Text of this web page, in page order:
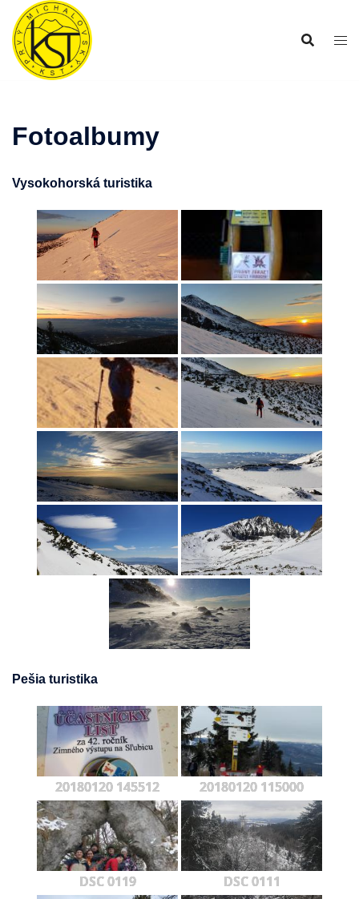
Preskočiť
obsah
Fotoalbumy
Vysokohorská turistika
Pešia turistika
20180120 145512 20180120 115000
DSC 0119 DSC 0111